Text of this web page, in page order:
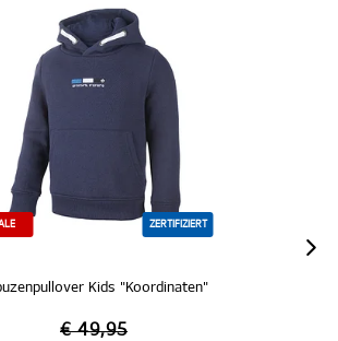
ZERTIFIZIERT
Kids "Koordinaten"
€ 49,95